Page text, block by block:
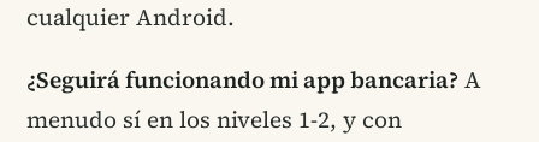
cualquier Android.
¿Seguirá funcionando mi app bancaria? A
menudo sí en los niveles 1-2, y con